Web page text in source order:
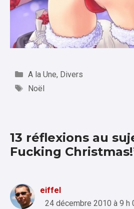
Catégories
A la Une, Divers
Étiquettes
Noël
13 réflexions au
Fucking
eiffel
24 décembre 2010 à 9 h